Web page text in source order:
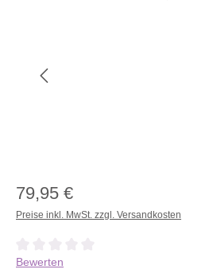
79,95 €
Preise inkl. MwSt. zzgl. Versandkosten
Durchschnittliche Bewertung von 0 von
Bewerten